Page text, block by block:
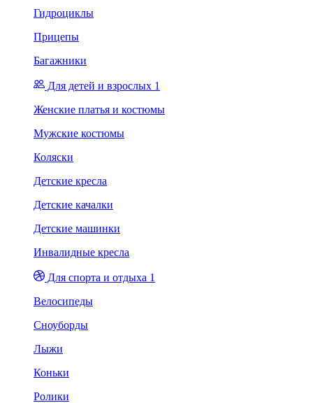
Гидроциклы
Прицепы
Багажники
Для детей и взрослых 1
Женские платья и костюмы
Мужские костюмы
Коляски
Детские кресла
Детские качалки
Детские машинки
Инвалидные кресла
Для спорта и отдыха 1
Велосипеды
Сноуборды
Лыжи
Коньки
Ролики